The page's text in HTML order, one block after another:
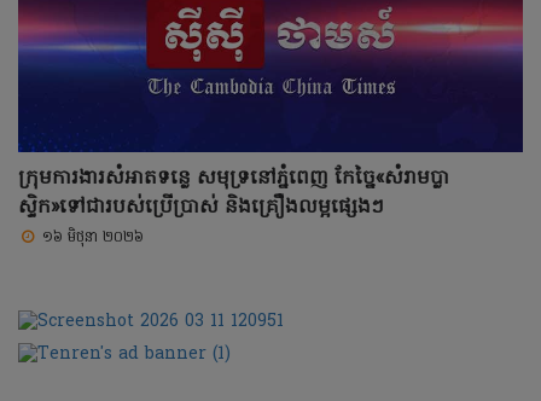
ក្រុមការងារសំអាតទន្លេ សមុទ្រនៅភ្នំពេញ កែច្នៃ«សំរាមប្លា
ស្ទិក»ទៅជារបស់ប្រើប្រាស់ និងគ្រឿងលម្អផ្សេងៗ
១៦ មិថុនា ២០២៦